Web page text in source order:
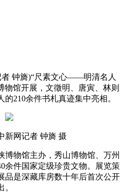
钟旖)“尺素文心——明清名人
物馆开展，文徵明、唐寅、林则
210余件书札真迹集中亮相。
网记者 钟旖 摄
物馆主办，秀山博物馆、万州
余件国家定级珍贵文物。展览策
品是深藏库房数十年后首次公开